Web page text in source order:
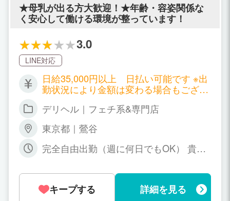
★母乳が出る方大歓迎！★年齢・容姿関係な
く安心して働ける環境が整っています！
3.0
LINE対応
日給35,000円以上 日払い可能です ※出
勤状況により金額は変わる場合もござい
い。
デリヘル｜フェチ系&専門店
東京都｜鶯谷
完全自由出勤（週に何日でもOK） 貴方
キープする 詳細を見る